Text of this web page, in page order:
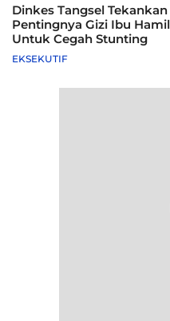
Dinkes Tangsel Tekankan
Pentingnya Gizi Ibu Hamil
Untuk Cegah Stunting
EKSEKUTIF